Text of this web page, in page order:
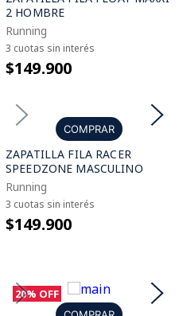
2 HOMBRE
Running
3 cuotas sin interés
$149.900
COMPRAR
ZAPATILLA FILA RACER
SPEEDZONE MASCULINO
Running
3 cuotas sin interés
$149.900
20% OFF